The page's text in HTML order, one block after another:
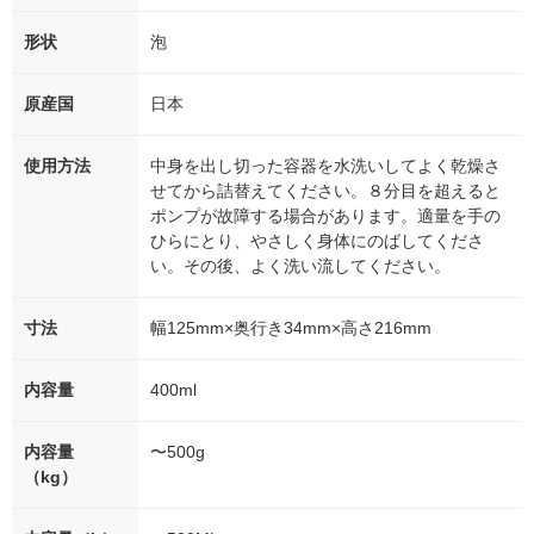
形状 泡
原産国 日本
使用方法
中身を出し切った容器を水洗いしてよく乾燥さ
せてから詰替えてください。８分目を超えると
ポンプが故障する場合があります。適量を手の
ひらにとり、やさしく身体にのばしてくださ
い。その後、よく洗い流してください。
寸法 幅125mm×奥行き34mm×高さ216mm
内容量 400ml
内容量
（kg）
〜500g